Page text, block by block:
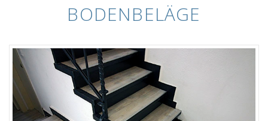
BODENBELÄGE